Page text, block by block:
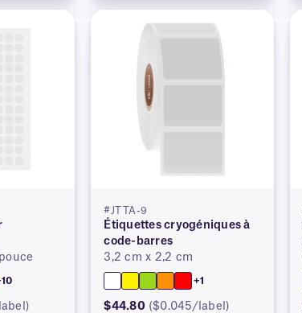
#JTTA-9
Étiquettes cryogéniques à
code-barres
3,2 cm x 2,2 cm
+1
$44.80 ($0.045/label)